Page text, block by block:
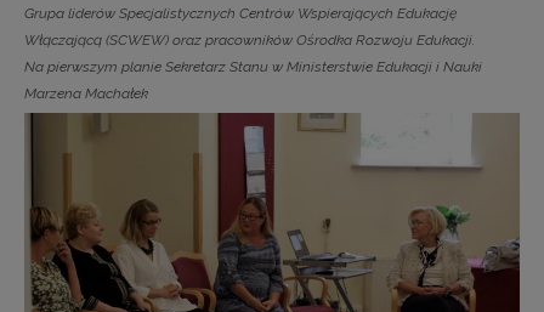
Grupa liderów Specjalistycznych Centrów Wspierających Edukację
Włączającą (SCWEW) oraz pracowników Ośrodka Rozwoju Edukacji.
Na pierwszym planie Sekretarz Stanu w Ministerstwie Edukacji i Nauki
Marzena Machałek